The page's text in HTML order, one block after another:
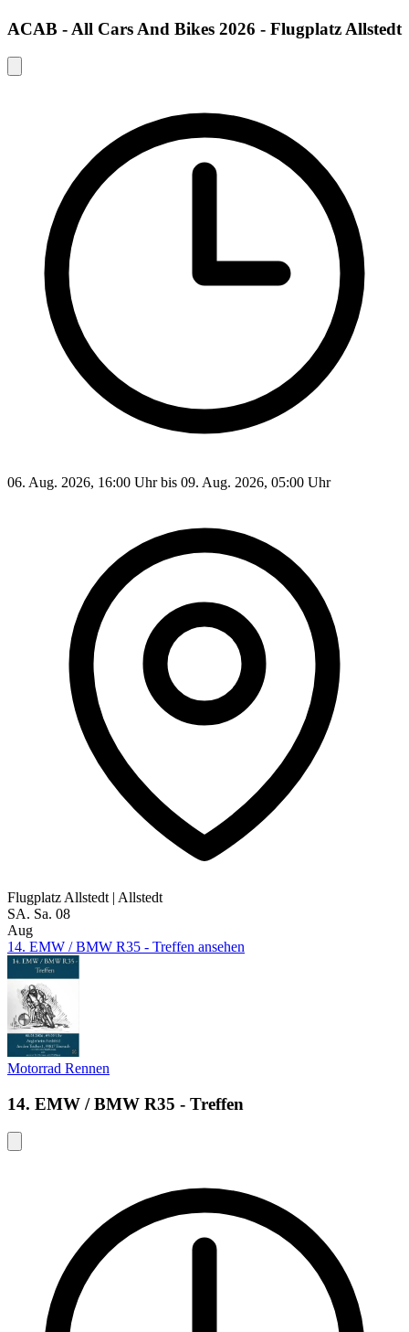
ACAB - All Cars And Bikes 2026 - Flugplatz Allstedt
06. Aug. 2026, 16:00 Uhr bis 09. Aug. 2026, 05:00 Uhr
Flugplatz Allstedt | Allstedt
SA. Sa. 08
Aug
14. EMW / BMW R35 - Treffen ansehen
Motorrad Rennen
14. EMW / BMW R35 - Treffen